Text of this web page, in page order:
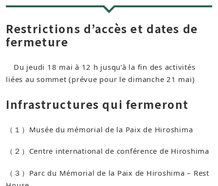
Restrictions d’accès et dates de
fermeture
Du jeudi 18 mai à 12 h jusqu’à la fin des activités
liées au sommet (prévue pour le dimanche 21 mai)
Infrastructures qui fermeront
（１）Musée du mémorial de la Paix de Hiroshima
（２）Centre international de conférence de Hiroshima
（３）Parc du Mémorial de la Paix de Hiroshima – Rest